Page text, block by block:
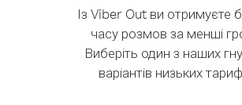
Із Viber Out ви отримуєте
часу розмов за менші
Виберіть один з наших
варіантів низьких